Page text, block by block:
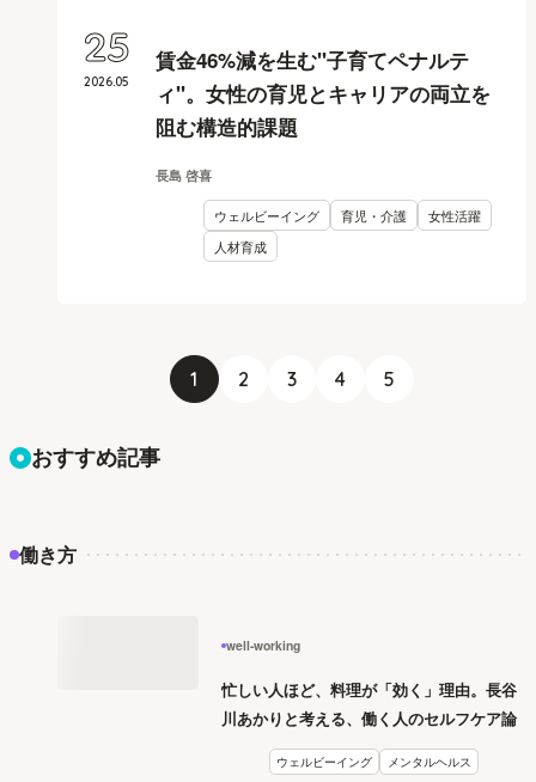
賃金46%減を生む"子育てペナルテ
ィ"。女性の育児とキャリアの両立を
阻む構造的課題
長島 啓喜
ウェルビーイング 育児・介護
女性活躍
人材育成
2026.05
25
1 2 3 4 5
おすすめ記事
働き方
well-working
忙しい人ほど、料理が「効く」理由。長谷
川あかりと考える、働く人のセルフケア論
ウェルビーイング メンタルヘルス